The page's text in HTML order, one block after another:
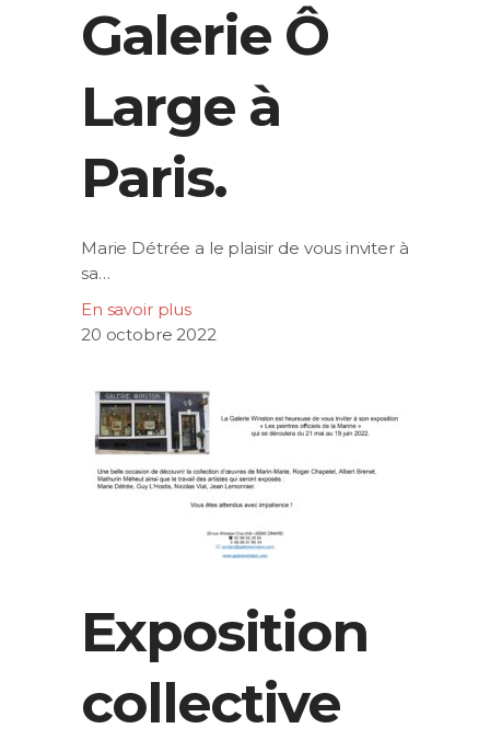
Galerie Ô
Large à
Paris.
Marie Détrée a le plaisir de vous inviter à
sa…
En savoir plus
20 octobre 2022
Exposition
collective